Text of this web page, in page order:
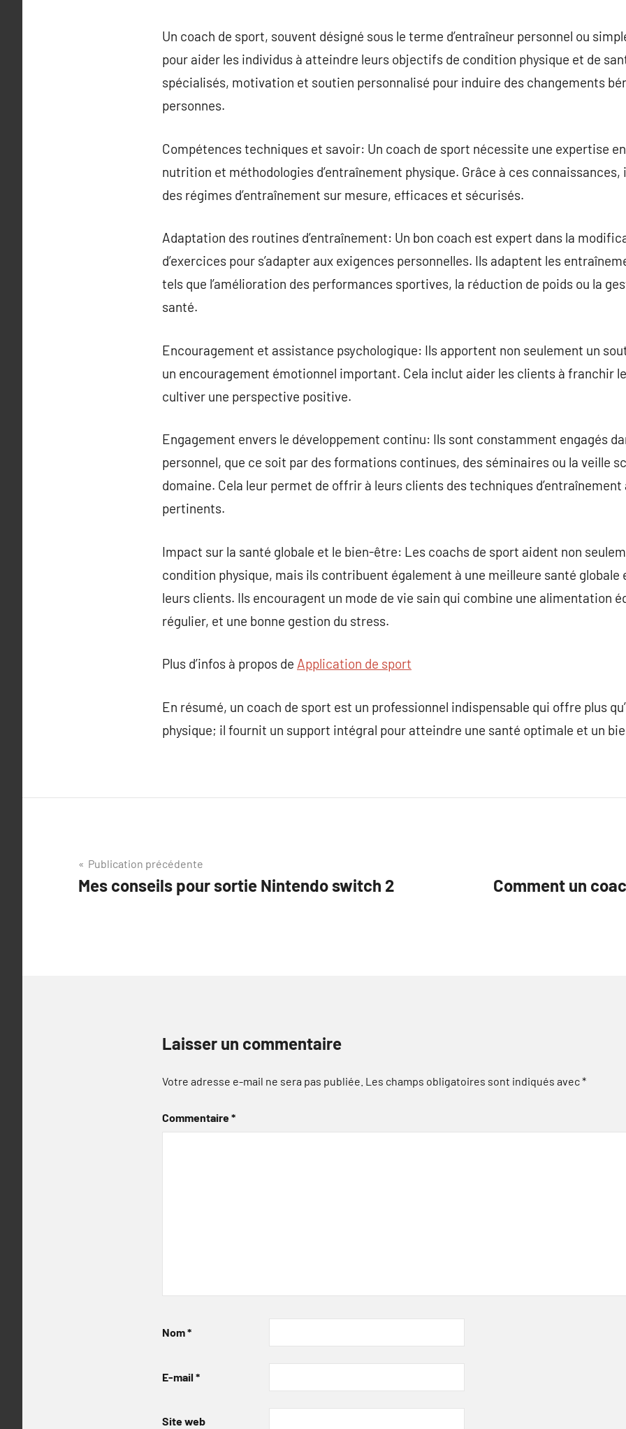
Un coach de sport, souvent désigné sous le terme d’entraîneur personnel ou
pour aider les individus à atteindre leurs objectifs de condition physique et de
spécialisés, motivation et soutien personnalisé pour induire des changements
personnes.
Compétences techniques et savoir: Un coach de sport nécessite une expertise
nutrition et méthodologies d’entraînement physique. Grâce à ces connaissances,
des régimes d’entraînement sur mesure, efficaces et sécurisés.
Adaptation des routines d’entraînement: Un bon coach est expert dans la
d’exercices pour s’adapter aux exigences personnelles. Ils adaptent les
tels que l’amélioration des performances sportives, la réduction de poids ou la
santé.
Encouragement et assistance psychologique: Ils apportent non seulement un
un encouragement émotionnel important. Cela inclut aider les clients à franchir
cultiver une perspective positive.
Engagement envers le développement continu: Ils sont constamment engagés
personnel, que ce soit par des formations continues, des séminaires ou la veille
domaine. Cela leur permet de offrir à leurs clients des techniques
pertinents.
Impact sur la santé globale et le bien-être: Les coachs de sport aident non
condition physique, mais ils contribuent également à une meilleure santé
leurs clients. Ils encouragent un mode de vie sain qui combine une alimentation
régulier, et une bonne gestion du stress.
Plus d’infos à propos de Application de sport
En résumé, un coach de sport est un professionnel indispensable qui offre plus
physique; il fournit un support intégral pour atteindre une santé optimale et un
Navigation
de
Publication précédente
Mes conseils pour sortie Nintendo switch 2
Comment un
Laisser un commentaire
Votre adresse e-mail ne sera pas publiée. Les champs obligatoires sont indiqués avec*
Commentaire*
Nom*
E-mail *
Site web